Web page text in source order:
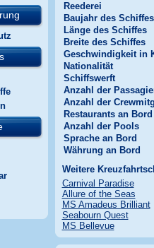
Reederei
Baujahr des Schiffes
Länge des Schiffes
Breite des Schiffes
Geschwindigkeit in
Nationalität
Schiffswerft
Anzahl der
Anzahl der
Restaurants an Bord
Anzahl der Pools
Sprache an Bord
Währung an Bord
Weitere
Carnival Paradise
Allure of the Seas
MS Amadeus Brilliant
Seabourn Quest
MS Bellevue